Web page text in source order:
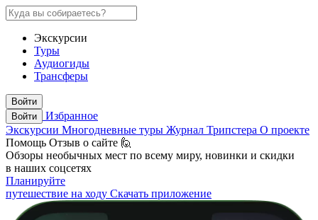
Экскурсии
Туры
Аудиогиды
Трансферы
Войти
Войти
Избранное
Экскурсии Многодневные туры Журнал Трипстера О проекте
Помощь Отзыв о сайте 🙋
Обзоры необычных мест по всему миру, новинки и скидки
в наших соцсетях
Планируйте
путешествие на ходу Скачать приложение